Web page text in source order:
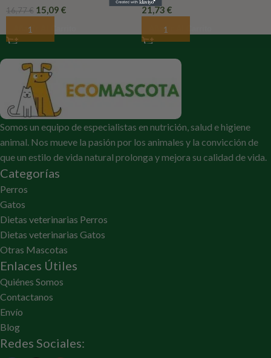
16,77€ 15,09 €
Añadir Al Carrito
21,73 €
Añadir Al Carrito
Somos un equipo de especialistas en nutrición, salud e higiene
animal. Nos mueve la pasión por los animales y la convicción de
que un estilo de vida natural prolonga y mejora su calidad de vida.
Categorías
Perros
Gatos
Dietas veterinarias Perros
Dietas veterinarias Gatos
Otras Mascotas
Enlaces Útiles
Quiénes Somos
Contactanos
Envío
Blog
Redes Sociales: